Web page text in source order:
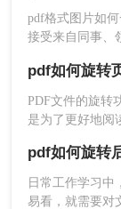
角度，
任务。
pdf格式图片如
接受来自同事、
该怎么办呢?别
会之后，就能
看吧!
PDF文件的旋转
是为了更好地阅
转页面并保存方
pdf如何旋转
日常工作学习中
易看，就需要对